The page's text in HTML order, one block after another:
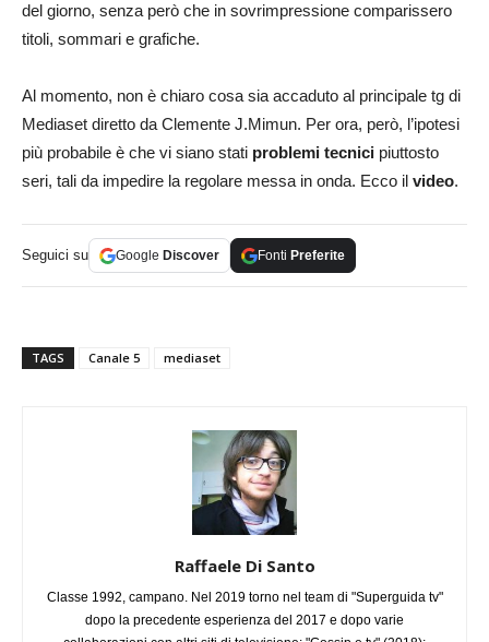
del giorno, senza però che in sovrimpressione comparissero
titoli, sommari e grafiche.
Al momento, non è chiaro cosa sia accaduto al principale tg di
Mediaset diretto da Clemente J.Mimun. Per ora, però, l’ipotesi
più probabile è che vi siano stati problemi tecnici piuttosto
seri, tali da impedire la regolare messa in onda. Ecco il video.
Seguici su Google Discover Fonti Preferite
TAGS Canale 5 mediaset
Raffaele Di Santo
Classe 1992, campano. Nel 2019 torno nel team di "Superguida tv"
dopo la precedente esperienza del 2017 e dopo varie